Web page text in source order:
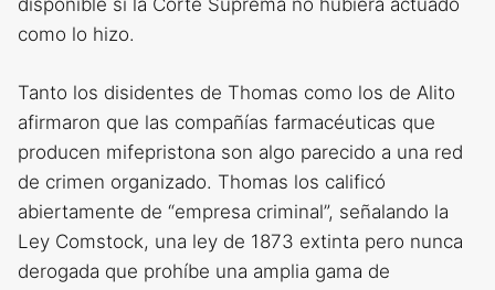
disponible si la Corte Suprema no hubiera actuado
como lo hizo.
Tanto los disidentes de Thomas como los de Alito
afirmaron que las compañías farmacéuticas que
producen mifepristona son algo parecido a una red
de crimen organizado. Thomas los calificó
abiertamente de “empresa criminal”, señalando la
Ley Comstock, una ley de 1873 extinta pero nunca
derogada que prohíbe una amplia gama de